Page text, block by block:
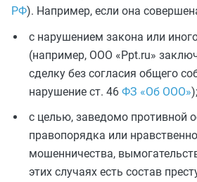
РФ). Например, если она
с нарушением закона или
(например, ООО «Ppt.ru»
сделку без согласия общего
нарушение ст. 46 ФЗ «Об ООО»);
с целью, заведомо противной
правопорядка или
мошенничества,
этих случаях есть состав